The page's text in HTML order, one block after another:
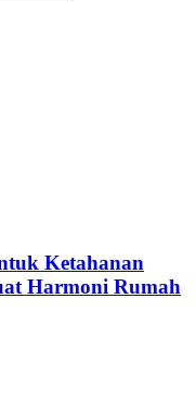
Ketahanan
Harmoni Rumah